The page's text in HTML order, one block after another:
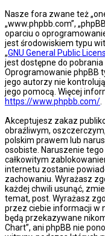
Nasze fora zwane też
„www.phpbb.com”,
oparciu o
jest środowiskiem typu
„GNU General Public
jest dostępne do
Oprogramowanie phpBB
jego autorzy nie
jego pomocą. Więcej
https://www.phpbb.com/
Akceptujesz zakaz
obraźliwym,
polskim prawem lub
osobiste. Naruszenie
całkowitym
internetu zostanie
zachowaniu. Wyrażasz
każdej chwili usunąć,
temat, post. Wyrażasz
przez ciebie informacji w
będą przekazywane
Chart”, ani phpBB nie